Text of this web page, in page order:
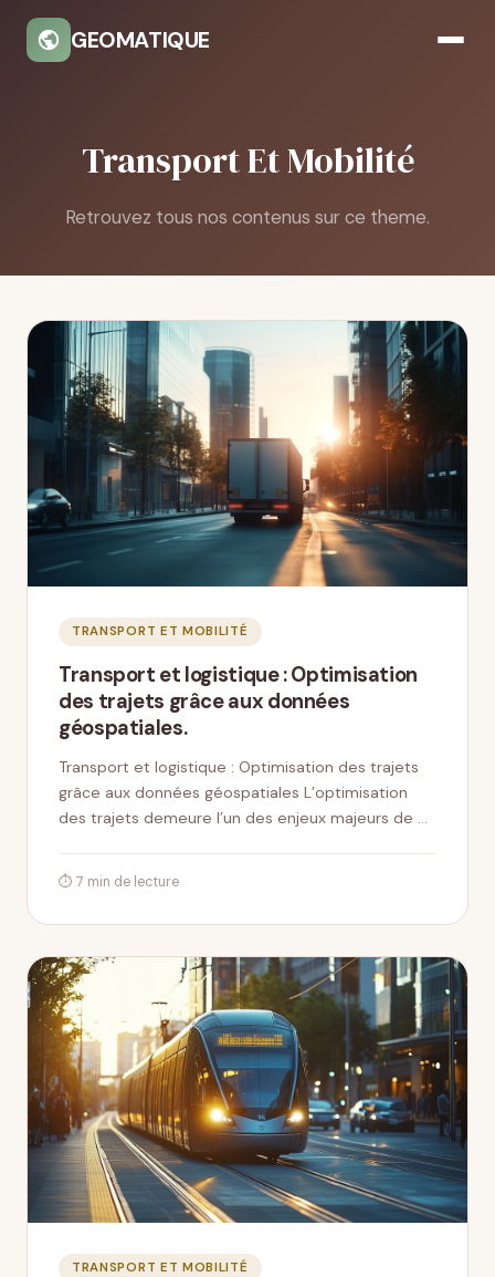
GEOMATIQUE
Transport Et Mobilité
Retrouvez tous nos contenus sur ce theme.
TRANSPORT ET MOBILITÉ
Transport et logistique : Optimisation
des trajets grâce aux données
géospatiales.
Transport et logistique : Optimisation des trajets
grâce aux données géospatiales L’optimisation
des trajets demeure l’un des enjeux majeurs de …
⏱ 7 min de lecture
TRANSPORT ET MOBILITÉ